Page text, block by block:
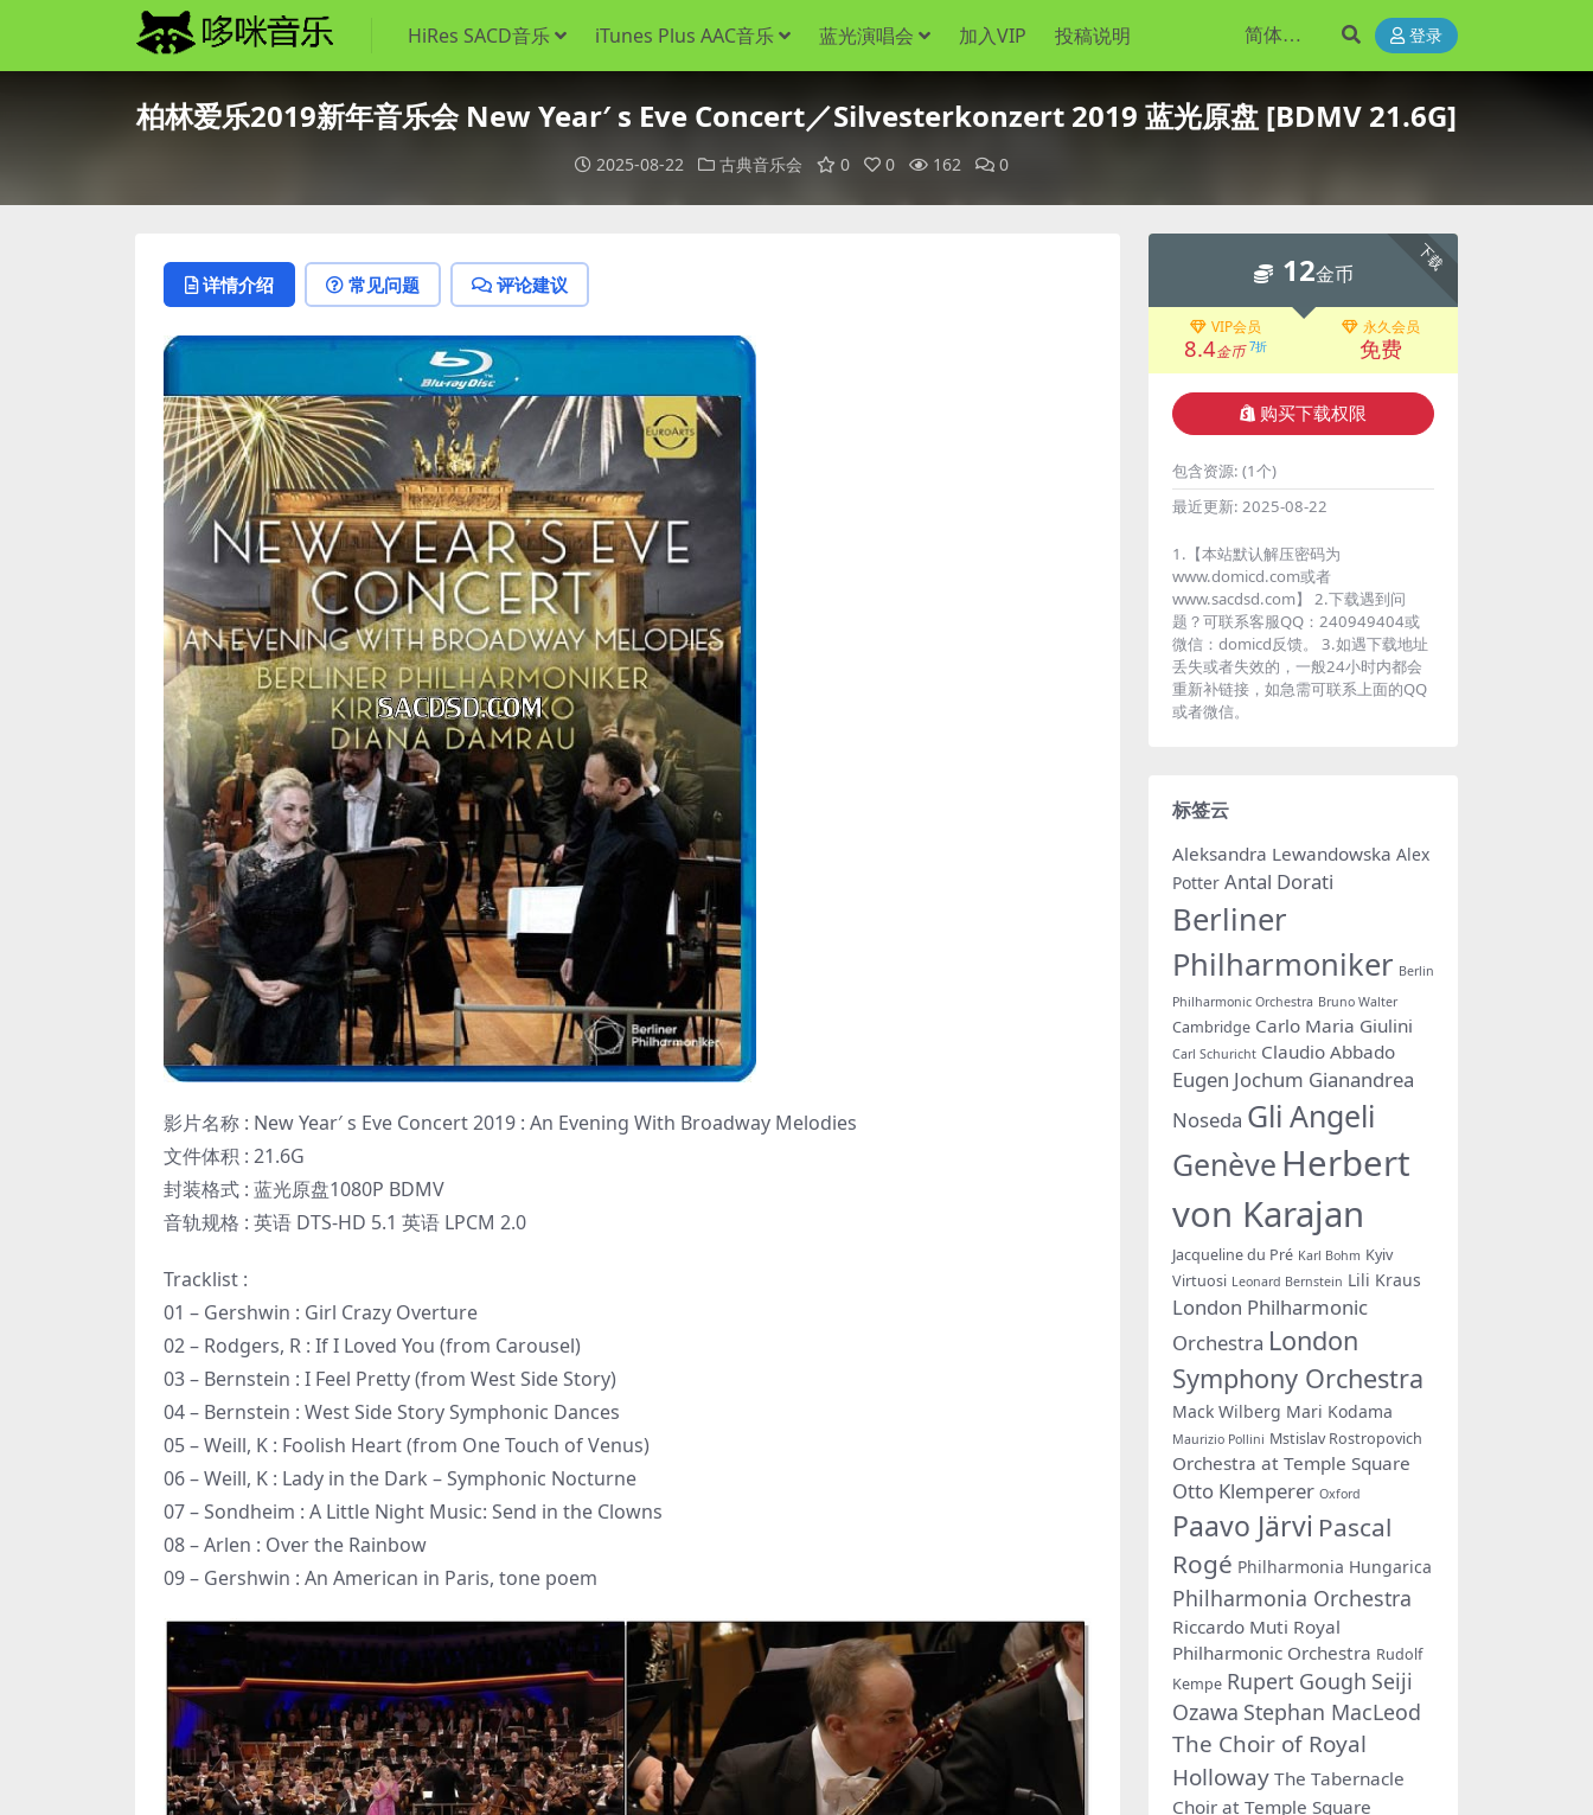
HiRes SACD音乐 iTunes Plus AAC音乐 蓝光演唱会 加入VIP 投稿说明 登录
柏林爱乐2019新年音乐会 New Year′ s Eve Concert／Silvesterkonzert 2019 蓝光原盘 [BDMV 21.6G]
2025-08-22 古典音乐会 0 0 162 0
详情介绍 常见问题 评论建议
影片名称 : New Year′ s Eve Concert 2019 : An Evening With Broadway Melodies
文件体积 : 21.6G
封装格式 : 蓝光原盘1080P BDMV
音轨规格 : 英语 DTS-HD 5.1 英语 LPCM 2.0
Tracklist :
01 – Gershwin : Girl Crazy Overture
02 – Rodgers, R : If I Loved You (from Carousel)
03 – Bernstein : I Feel Pretty (from West Side Story)
04 – Bernstein : West Side Story Symphonic Dances
05 – Weill, K : Foolish Heart (from One Touch of Venus)
06 – Weill, K : Lady in the Dark – Symphonic Nocturne
07 – Sondheim : A Little Night Music: Send in the Clowns
08 – Arlen : Over the Rainbow
09 – Gershwin : An American in Paris, tone poem
下载
12金币
VIP会员
8.4金币 7折
永久会员
免费
购买下载权限
包含资源: (1个)
最近更新: 2025-08-22
1.【本站默认解压密码为
www.domicd.com或者
www.sacdsd.com】 2.下载遇到问
题？可联系客服QQ：240949404或
微信：domicd反馈。 3.如遇下载地址
丢失或者失效的，一般24小时内都会
重新补链接，如急需可联系上面的QQ
或者微信。
标签云
Aleksandra Lewandowska Alex
Potter Antal Dorati
Berliner
Philharmoniker Berlin
Philharmonic Orchestra Bruno Walter
Cambridge Carlo Maria Giulini
Carl Schuricht Claudio Abbado
Eugen Jochum Gianandrea
Noseda Gli Angeli
Genève Herbert
von Karajan
Jacqueline du Pré Karl Bohm Kyiv
Virtuosi Leonard Bernstein Lili Kraus
London Philharmonic
Orchestra London
Symphony Orchestra
Mack Wilberg Mari Kodama
Maurizio Pollini Mstislav Rostropovich
Orchestra at Temple Square
Otto Klemperer Oxford
Paavo Järvi Pascal
Rogé Philharmonia Hungarica
Philharmonia Orchestra
Riccardo Muti Royal
Philharmonic Orchestra Rudolf
Kempe Rupert Gough Seiji
Ozawa Stephan MacLeod
The Choir of Royal
Holloway The Tabernacle
Choir at Temple Square